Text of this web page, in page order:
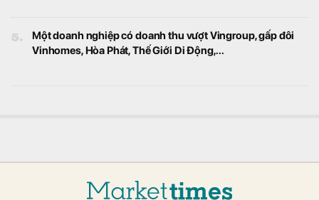
5.
Một doanh nghiệp có doanh thu vượt Vingroup, gấp đôi
Vinhomes, Hòa Phát, Thế Giới Di Động,...